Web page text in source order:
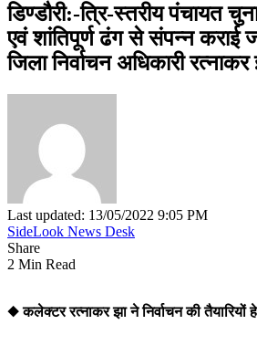
डिण्डौरी:-त्रि-स्तरीय पंचायत
एवं शांतिपूर्ण ढंग से संपन्न कराई
जिला निर्वाचन अधिकारी रत्नाकर
Last updated: 13/05/2022 9:05 PM
SideLook News Desk
Share
2 Min Read
◆ कलेक्टर रत्नाकर झा ने निर्वाचन की तैयारियों